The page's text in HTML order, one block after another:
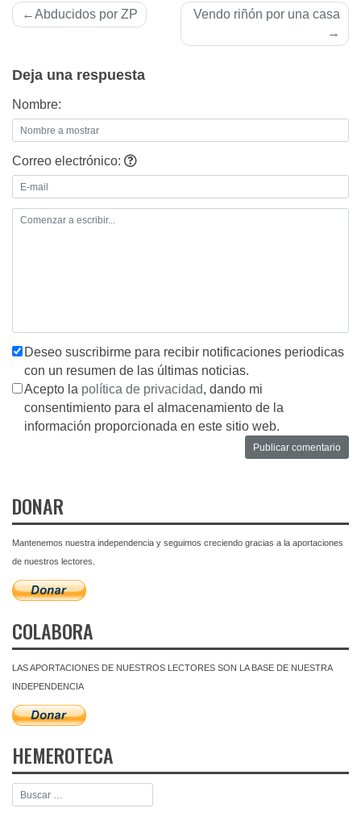
Navegación
Abducidos por ZP Vendo riñón por una casa
Deja una respuesta
Nombre:
Correo electrónico:
Deseo suscribirme para recibir notificaciones periodicas
con un resumen de las últimas noticias.
Acepto la política de privacidad, dando mi
consentimiento para el almacenamiento de la
información proporcionada en este sitio web.
DONAR
Mantenemos nuestra independencia y seguimos creciendo gracias a la aportaciones
de nuestros lectores.
COLABORA
LAS APORTACIONES DE NUESTROS LECTORES SON LA BASE DE NUESTRA
INDEPENDENCIA
HEMEROTECA